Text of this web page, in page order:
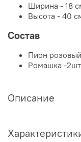
Ширина - 18
Высота - 40
Состав
Пион
Ромашка -2шт
Описание